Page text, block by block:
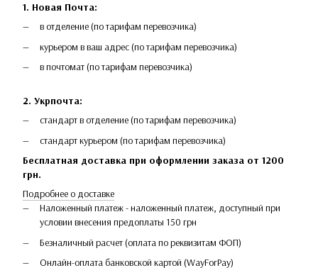
1. Новая Почта:
в отделение (по тарифам перевозчика)
курьером в ваш адрес (по тарифам перевозчика)
в почтомат (по тарифам перевозчика)
2. Укрпочта:
стандарт в отделение (по тарифам перевозчика)
стандарт курьером (по тарифам перевозчика)
Бесплатная доставка при оформлении заказа от 1200
грн.
Подробнее о доставке
Наложенный платеж - наложенный платеж, доступный при
условии внесения предоплаты 150 грн
Безналичный расчет (оплата по реквизитам ФОП)
Онлайн-оплата банковской картой (WayForPay)